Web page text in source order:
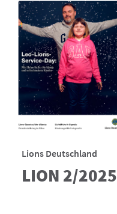
Lions Deutschland
LION 2/2025